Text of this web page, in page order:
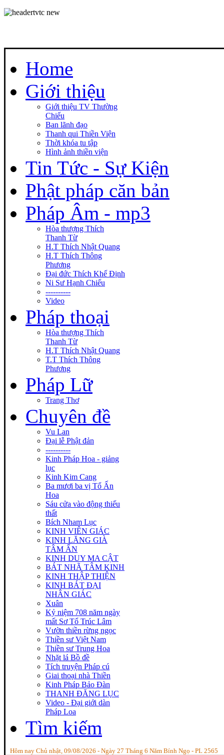
Home
Giới thiệu
Giới thiệu TV Thường
Chiếu
Ban lãnh đạo
Thanh qui Thiền Viện
Thời khóa tu tập
Hình ảnh thiền viện
Tin Tức - Sự Kiện
Phật pháp căn bản
Pháp Âm - mp3
Hòa thượng Thích
Thanh Từ
H.T Thích Nhật Quang
H.T Thích Thông
Phương
Đại đức Thích Khế Định
Ni Sư Hạnh Chiếu
----------
Video
Pháp thoại
Hòa thượng Thích
Thanh Từ
H.T Thích Nhật Quang
T.T Thích Thông
Phương
Pháp Lữ
Trang Thơ
Chuyên đề
Vu Lan
Đại lễ Phật đản
----------
Kinh Pháp Hoa - giảng
lục
Kinh Kim Cang
Ba mươi ba vị Tổ Ấn
Hoa
Sáu cửa vào động thiếu
thất
Bích Nham Lục
KINH VIÊN GIÁC
KINH LĂNG GIÀ
TÂM ẤN
KINH DUY MA CẬT
BÁT NHÃ TÂM KINH
KINH THẬP THIỆN
KINH BÁT ĐẠI
NHÂN GIÁC
Xuân
Kỷ niệm 708 năm ngày
mất Sơ Tổ Trúc Lâm
Vườn thiền rừng ngọc
Thiền sư Việt Nam
Thiền sư Trung Hoa
Nhặt lá Bồ đề
Tích truyện Pháp cú
Giai thoại nhà Thiền
Kinh Pháp Bảo Đàn
THANH ĐĂNG LỤC
Video - Đại giới dàn
Pháp Loa
Tìm kiếm
Hôm nay Chủ nhật, 09/08/2026 - Ngày 27 Tháng 6 Năm Bính Ngọ - PL 2565